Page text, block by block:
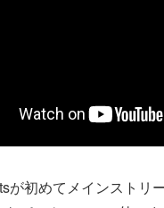
が初めてメインストリ